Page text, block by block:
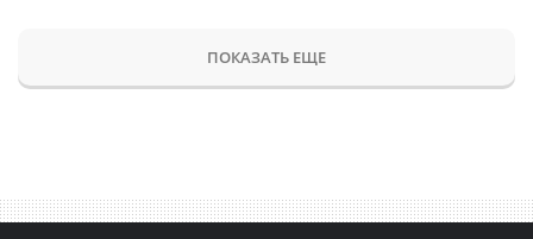
ПОКАЗАТЬ ЕЩЕ